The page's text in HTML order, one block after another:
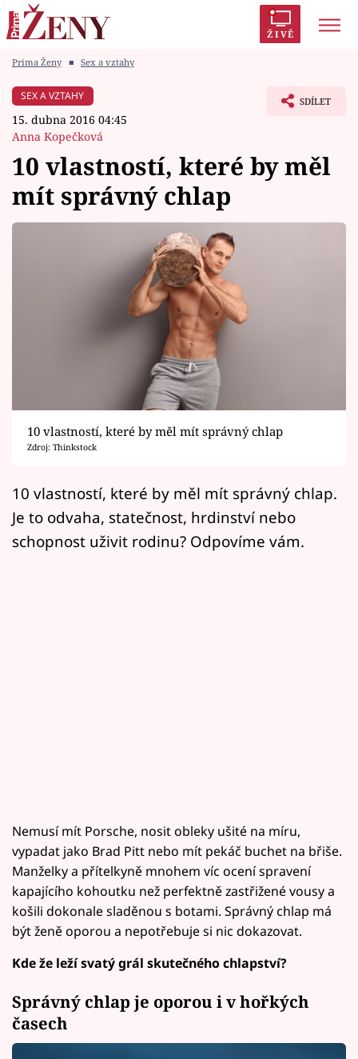
ŽIVĚ
Módní alarm
Témata
Sledujte prima+
Filmový festival Karlovy Vary
Mámy sobě
Prima Ženy ■ Sex a vztahy
SEX A VZTAHY
15. dubna 2016 04:45
Anna Kopečková
SDÍLET
10 vlastností, které by měl
mít správný chlap
10 vlastností, které by měl mít správný chlap
Zdroj: Thinkstock
10 vlastností, které by měl mít správný chlap.
Je to odvaha, statečnost, hrdinství nebo
schopnost uživit rodinu? Odpovíme vám.
Nemusí mít Porsche, nosit obleky ušité na míru,
vypadat jako Brad Pitt nebo mít pekáč buchet na břiše.
Manželky a přítelkyně mnohem víc ocení spravení
kapajícího kohoutku než perfektně zastřižené vousy a
košili dokonale sladěnou s botami. Správný chlap má
být ženě oporou a nepotřebuje si nic dokazovat.
Kde že leží svatý grál skutečného chlapství?
Správný chlap je oporou i v hořkých
časech